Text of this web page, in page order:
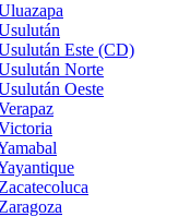
Este (CD)
Norte
Oeste